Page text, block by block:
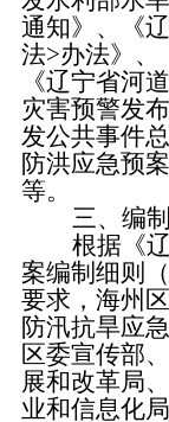
通知》、《
法>办法》、
《辽宁省河
灾害预警发
发公共事件
防洪应急预
等。
三、 编
根据《
案编制细则
要求，海州
防汛抗旱应
区委宣传部
展和改革局
业和信息化